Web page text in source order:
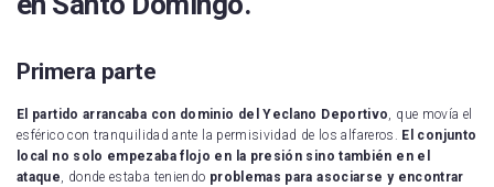
Primera parte
El partido arrancaba con dominio del Yeclano Deportivo
, que movía el
esférico con tranquilidad ante la permisividad de los alfareros. El conjunto
local no solo empezaba flojo en la presión sino también en el
ataque , donde estaba teniendo problemas para asociarse y encontrar